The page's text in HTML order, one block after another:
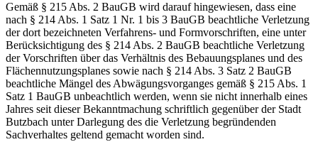
Gemäß § 215 Abs. 2 BauGB wird darauf hingewiesen, dass eine
nach § 214 Abs. 1 Satz 1 Nr. 1 bis 3 BauGB beachtliche Verletzung
der dort bezeichneten Verfahrens- und Formvor­schriften, eine unter
Berücksichtigung des § 214 Abs. 2 BauGB beachtliche Verletzung
der Vorschriften über das Verhältnis des Bebauungsplanes und des
Flächennutzungsplanes so­wie nach § 214 Abs. 3 Satz 2 BauGB
beachtliche Mängel des Abwägungsvorganges gemäß § 215 Abs. 1
Satz 1 BauGB unbeachtlich werden, wenn sie nicht innerhalb eines
Jahres seit dieser Bekanntmachung schriftlich gegenüber der Stadt
Butzbach unter Darlegung des die Verlet­zung begründenden
Sachverhaltes geltend gemacht worden sind.